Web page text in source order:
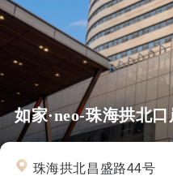
如家·neo-珠海拱北
珠海拱北昌盛路44号